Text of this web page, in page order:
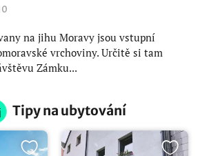
na jihu Moravy jsou vstupní
vrchoviny. Určitě si tam
Zámku...
Tipy na ubytování